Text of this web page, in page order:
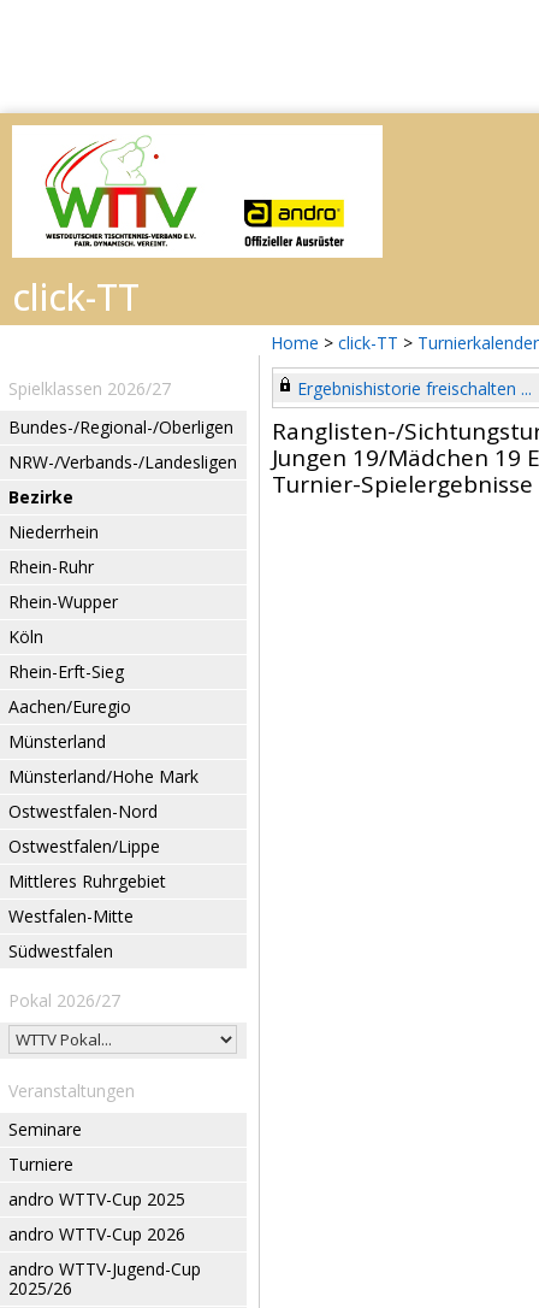
Home > click-TT > Turnierkalender
Spielklassen 2026/27
Bundes-/Regional-/Oberligen
NRW-/Verbands-/Landesligen
Bezirke
Niederrhein
Rhein-Ruhr
Rhein-Wupper
Köln
Rhein-Erft-Sieg
Aachen/Euregio
Münsterland
Münsterland/Hohe Mark
Ostwestfalen-Nord
Ostwestfalen/Lippe
Mittleres Ruhrgebiet
Westfalen-Mitte
Südwestfalen
Pokal 2026/27
Veranstaltungen
Seminare
Turniere
andro WTTV-Cup 2025
andro WTTV-Cup 2026
andro WTTV-Jugend-Cup
2025/26
Ergebnishistorie freischalten ...
Ranglisten-/
Jungen 19/Mädchen 19
Turnier-Spielergebnisse